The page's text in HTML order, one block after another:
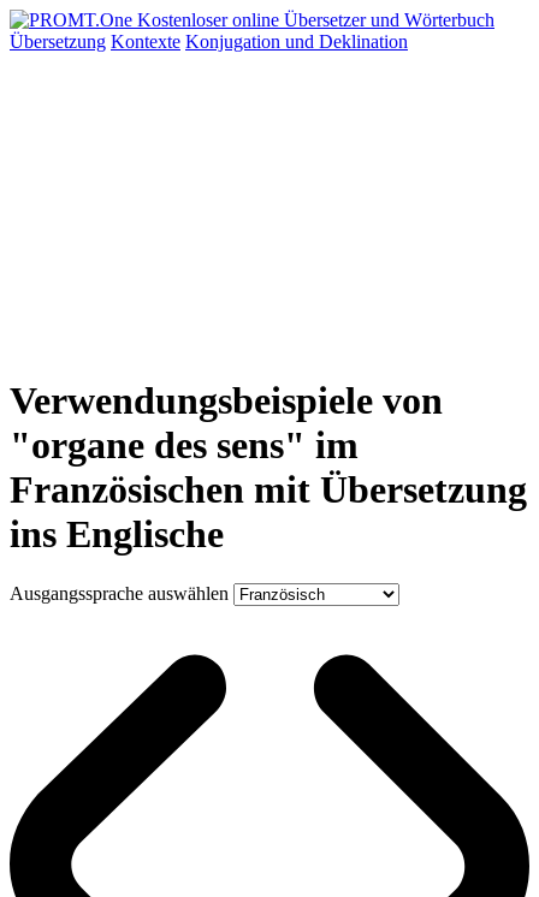
Übersetzung Kontexte Konjugation und Deklination
Verwendungsbeispiele von
"organe des sens" im
Französischen mit Übersetzung
ins Englische
Ausgangssprache auswählen